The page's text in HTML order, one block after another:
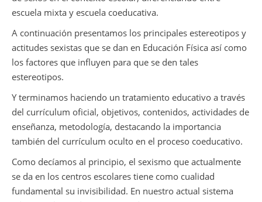
escuela mixta y escuela coeducativa.
A continuación presentamos los principales estereotipos y
actitudes sexistas que se dan en Educación Física así como
los factores que influyen para que se den tales
estereotipos.
Y terminamos haciendo un tratamiento educativo a través
del currículum oficial, objetivos, contenidos, actividades de
enseñanza, metodología, destacando la importancia
también del currículum oculto en el proceso coeducativo.
Como decíamos al principio, el sexismo que actualmente
se da en los centros escolares tiene como cualidad
fundamental su invisibilidad. En nuestro actual sistema